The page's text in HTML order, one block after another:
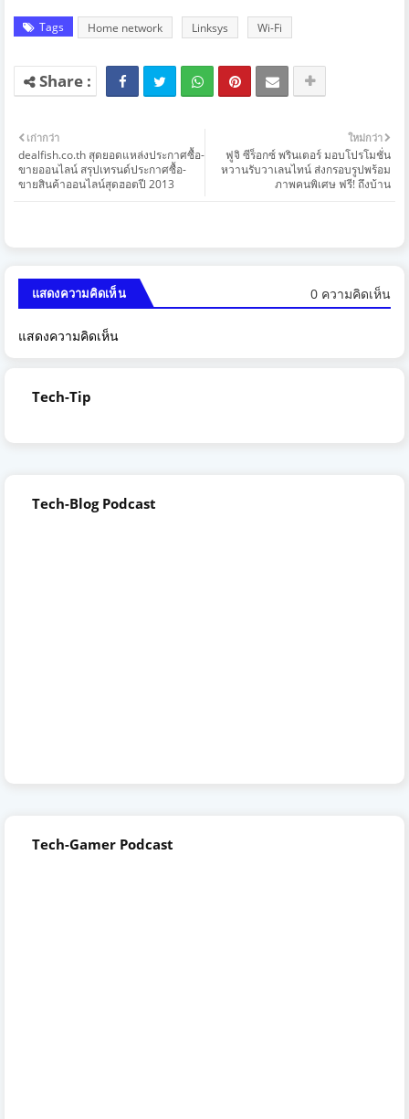
Tags Home network Linksys Wi-Fi
ใหม่กว่า
ฟูจิ ซีร็อกซ์ พรินเตอร์ มอบโปรโมชั่น
หวานรับวาเลนไทน์ ส่งกรอบรูปพร้อม
ภาพคนพิเศษ ฟรี! ถึงบ้าน
เก่ากว่า
dealfish.co.th สุดยอดแหล่งประกาศซื้อ-
ขายออนไลน์ สรุปเทรนด์ประกาศซื้อ-
ขายสินค้าออนไลน์สุดฮอตปี 2013
แสดงความคิดเห็น 0 ความคิดเห็น
แสดงความคิดเห็น
Tech-Tip
Tech-Blog Podcast
Tech-Gamer Podcast